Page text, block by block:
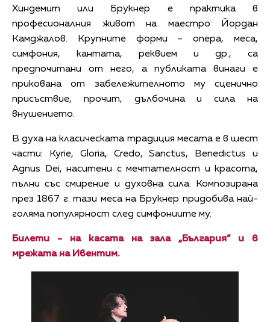
Хиндемит или Брукнер е практика в
професионалния живот на маестро Йордан
Камджалов. Крупните форми – опера, меса,
симфония, кантата, реквием и др., са
предпочитани от него, а публиката винаги е
прикована от забележителното му сценично
присъствие, прочит, дълбочина и сила на
внушението.
В духа на класическата традиция месата е в шест
части: Kyrie, Gloria, Credo, Sanctus, Benedictus и
Agnus Dei, наситени с мечтателност и красота,
пълни със смирение и духовна сила. Композирана
през 1867 г. тази меса на Брукнер придобива най-
голяма популярност след симфониите му.
Билети - на касата на зала „България” и в
мрежата на Ивентим.